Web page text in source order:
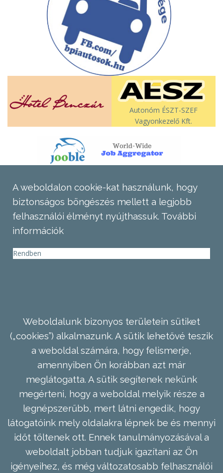
Autonóm ÉSZT-SZEF
Vagyonkezelő Kft.
A weboldalon cookie-kat használunk, hogy
biztonságos böngészés mellett a legjobb
felhasználói élményt nyújthassuk. További
információk
Rendben
Weboldalunk bizonyos területein sütiket
(„cookies”) alkalmazunk. A sütik lehetővé teszik
a weboldal számára, hogy felismerje,
amennyiben Ön korábban azt már
meglátogatta. A sütik segítenek nekünk
megérteni, hogy a weboldal melyik része a
legnépszerűbb, mert látni engedik, hogy
látogatóink mely oldalakra lépnek be és mennyi
időt töltenek ott. Ennek tanulmányozásával a
weboldalt jobban tudjuk igazítani az Ön
igényeihez, és még változatosabb felhasználói